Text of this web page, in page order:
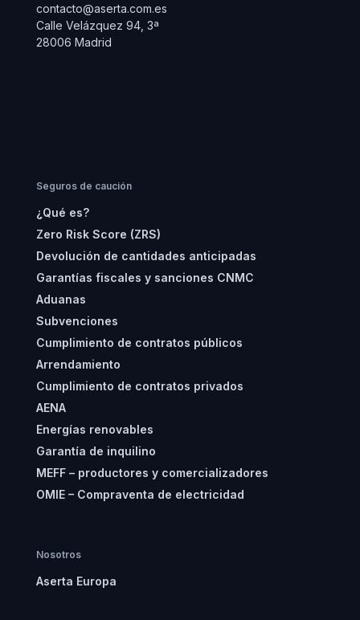
contacto@aserta.com.es
Calle Velázquez 94, 3ª
28006 Madrid
Seguros de caución
¿Qué es?
Zero Risk Score (ZRS)
Devolución de cantidades anticipadas
Garantías fiscales y sanciones CNMC
Aduanas
Subvenciones
Cumplimiento de contratos públicos
Arrendamiento
Cumplimiento de contratos privados
AENA
Energías renovables
Garantía de inquilino
MEFF – productores y comercializadores
OMIE – Compraventa de electricidad
Nosotros
Aserta Europa